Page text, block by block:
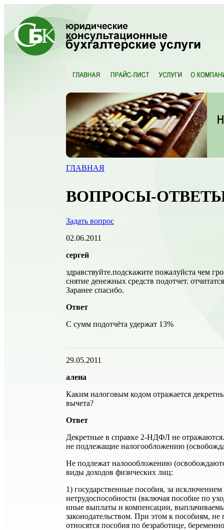
ГЛАВНАЯ
ВОПРОСЫ-
Задать вопрос
02.06.2011
сергей
здравствуйте.подскажите пожалуйста чем
снятие денежных средств подотчет.
Заранее спасибо.
Ответ
С сумм подотчёта удержат 13%
29.05.2011
алена
Каким налоговым кодом отражается
вычета?
Ответ
Декретные в справке 2-НДФЛ не
не подлежащие налогообложению
Не подлежат налоообложению
виды доходов физических лиц:
1) государственные пособия, за
нетрудоспособности (включая пособие по
иные выплаты и компенсации,
законодательством. При этом к пособиям,
относятся пособия по безработице,